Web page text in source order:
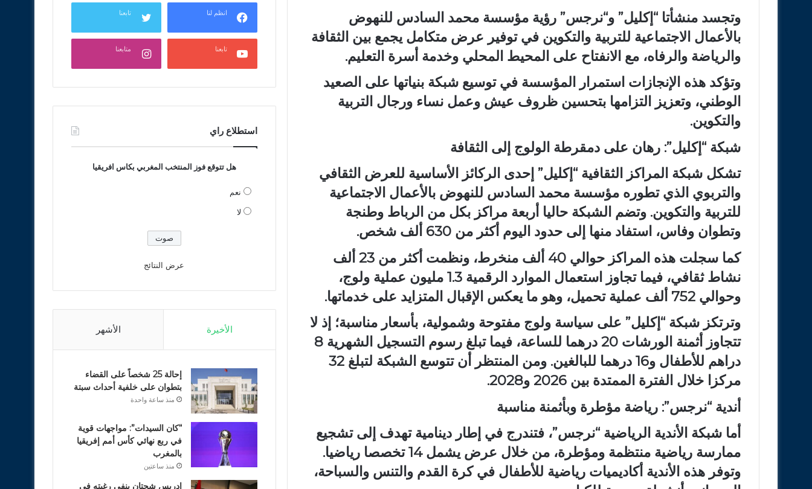
وتجسد منشأتا “إكليل” و“نرجس” رؤية مؤسسة محمد السادس للنهوض
بالأعمال الاجتماعية للتربية والتكوين في توفير عرض متكامل يجمع بين الثقافة
والرياضة والرفاه، مع الانفتاح على المحيط المحلي وخدمة أسرة التعليم.
وتؤكد هذه الإنجازات استمرار المؤسسة في توسيع شبكة بنياتها على الصعيد
الوطني، وتعزيز التزامها بتحسين ظروف عيش وعمل نساء ورجال التربية
والتكوين.
شبكة “إكليل”: رهان على دمقرطة الولوج إلى الثقافة
تشكل شبكة المراكز الثقافية “إكليل” إحدى الركائز الأساسية للعرض الثقافي
والتربوي الذي تطوره مؤسسة محمد السادس للنهوض بالأعمال الاجتماعية
للتربية والتكوين. وتضم الشبكة حاليا أربعة مراكز بكل من الرباط وطنجة
وتطوان وفاس، استفاد منها إلى حدود اليوم أكثر من 630 ألف شخص.
كما سجلت هذه المراكز حوالي 40 ألف منخرط، ونظمت أكثر من 23 ألف
نشاط ثقافي، فيما تجاوز استعمال الموارد الرقمية 1.3 مليون عملية ولوج،
وحوالي 752 ألف عملية تحميل، وهو ما يعكس الإقبال المتزايد على خدماتها.
وترتكز شبكة “إكليل” على سياسة ولوج مفتوحة وشمولية، بأسعار مناسبة؛ إذ لا
تتجاوز أثمنة الورشات 20 درهما للساعة، فيما تبلغ رسوم التسجيل الشهرية 8
دراهم للأطفال و16 درهما للبالغين. ومن المنتظر أن تتوسع الشبكة لتبلغ 32
مركزا خلال الفترة الممتدة بين 2026 و2028.
أندية “نرجس”: رياضة مؤطرة وبأثمنة مناسبة
أما شبكة الأندية الرياضية “نرجس”، فتندرج في إطار دينامية تهدف إلى تشجيع
ممارسة رياضية منتظمة ومؤطرة، من خلال عرض يشمل 14 تخصصا رياضيا.
وتوفر هذه الأندية أكاديميات رياضية للأطفال في كرة القدم والتنس والسباحة،
انظم لنا تابعنا
تابعنا متابعنا
استطلاع راي
هل تتوقع فوز المنتخب المغربي بكاس افريقيا
نعم
لا
عرض النتائج
الأخيرة الأشهر
إحالة 25 شخصاً على القضاء
بتطوان على خلفية أحداث سبتة
منذ ساعة واحدة
“كان السيدات”: مواجهات قوية
في ربع نهائي كأس أمم إفريقيا
بالمغرب
منذ ساعتين
ادريس شحتان ينفي رغبته في